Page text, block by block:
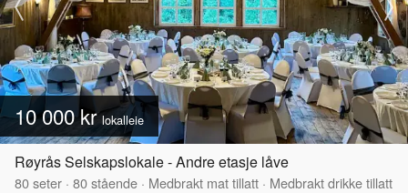
10 000 krlokalleie
Røyrås Selskapslokale - Andre etasje låve
80seter · 80stående · Medbrakt mat tillatt · Medbrakt drikke tillatt